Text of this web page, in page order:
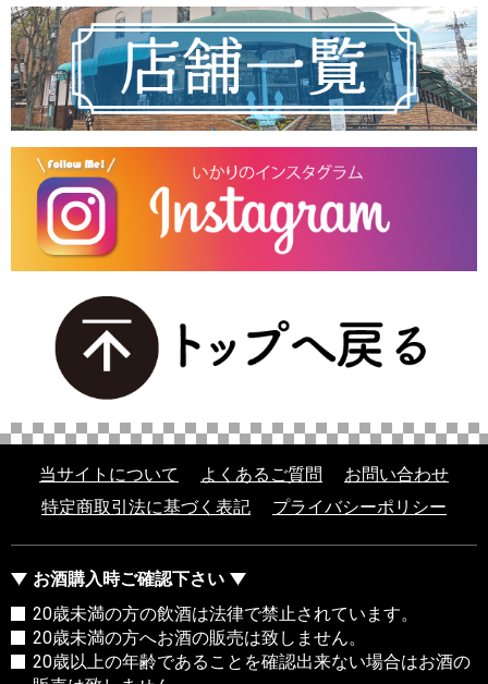
当サイトについて よくあるご質問
お問い合わせ
特定商取引法に基づく表記
プライバシーポリシー
お酒購入時ご確認下さい
20歳未満の方の飲酒は法律で禁止されています。
20歳未満の方へお酒の販売は致しません。
20歳以上の年齢であることを確認出来ない場合はお酒の